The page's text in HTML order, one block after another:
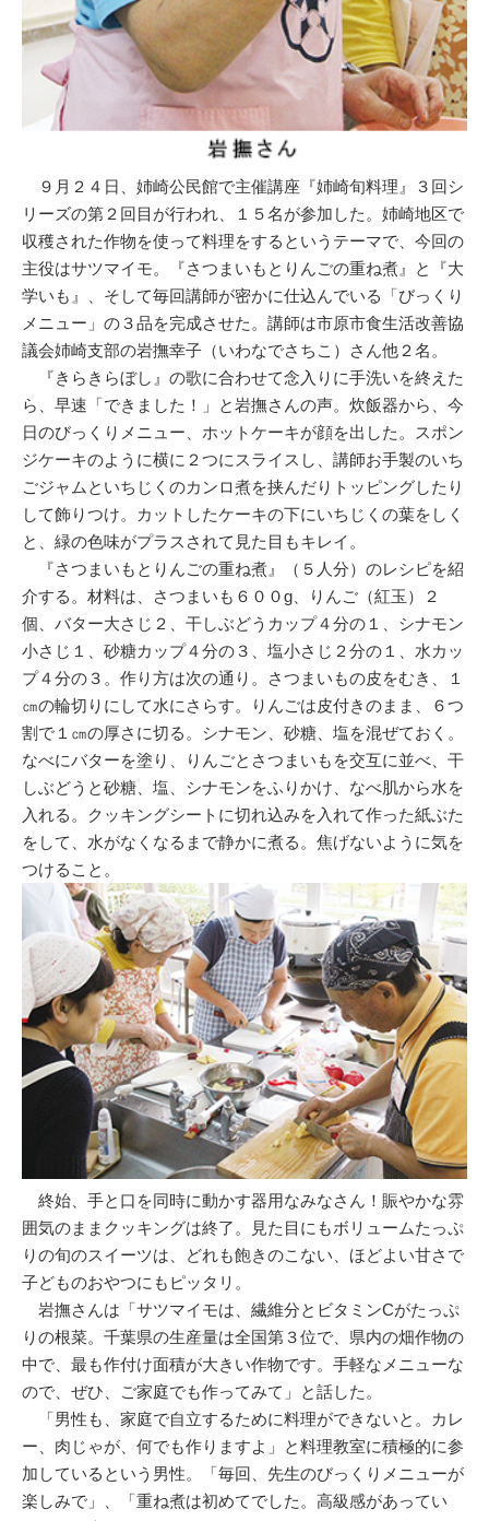
９月２４日、姉崎公民館で主催講座『姉崎旬料理』３回シ
リーズの第２回目が行われ、１５名が参加した。姉崎地区で
収穫された作物を使って料理をするというテーマで、今回の
主役はサツマイモ。『さつまいもとりんごの重ね煮』と『大
学いも』、そして毎回講師が密かに仕込んでいる「びっくり
メニュー」の３品を完成させた。講師は市原市食生活改善協
議会姉崎支部の岩撫幸子（いわなでさちこ）さん他２名。
『きらきらぼし』の歌に合わせて念入りに手洗いを終えた
ら、早速「できました！」と岩撫さんの声。炊飯器から、今
日のびっくりメニュー、ホットケーキが顔を出した。スポン
ジケーキのように横に２つにスライスし、講師お手製のいち
ごジャムといちじくのカンロ煮を挟んだりトッピングしたり
して飾りつけ。カットしたケーキの下にいちじくの葉をしく
と、緑の色味がプラスされて見た目もキレイ。
『さつまいもとりんごの重ね煮』（５人分）のレシピを紹
介する。材料は、さつまいも６００g、りんご（紅玉）２
個、バター大さじ２、干しぶどうカップ４分の１、シナモン
小さじ１、砂糖カップ４分の３、塩小さじ２分の１、水カッ
プ４分の３。作り方は次の通り。さつまいもの皮をむき、１
㎝の輪切りにして水にさらす。りんごは皮付きのまま、６つ
割で１㎝の厚さに切る。シナモン、砂糖、塩を混ぜておく。
なべにバターを塗り、りんごとさつまいもを交互に並べ、干
しぶどうと砂糖、塩、シナモンをふりかけ、なべ肌から水を
入れる。クッキングシートに切れ込みを入れて作った紙ぶた
をして、水がなくなるまで静かに煮る。焦げないように気を
つけること。
終始、手と口を同時に動かす器用なみなさん！賑やかな雰
囲気のままクッキングは終了。見た目にもボリュームたっぷ
りの旬のスイーツは、どれも飽きのこない、ほどよい甘さで
子どものおやつにもピッタリ。
岩撫さんは「サツマイモは、繊維分とビタミンCがたっぷ
りの根菜。千葉県の生産量は全国第３位で、県内の畑作物の
中で、最も作付け面積が大きい作物です。手軽なメニューな
ので、ぜひ、ご家庭でも作ってみて」と話した。
「男性も、家庭で自立するために料理ができないと。カレ
ー、肉じゃが、何でも作りますよ」と料理教室に積極的に参
加しているという男性。「毎回、先生のびっくりメニューが
楽しみで」、「重ね煮は初めてでした。高級感があってい